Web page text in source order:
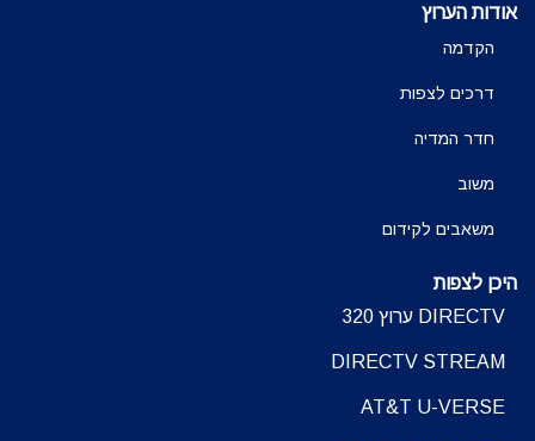
אודות הערוץ
הקדמה
דרכים לצפות
חדר המדיה
משוב
משאבים לקידום
היכן לצפות
DIRECTV ערוץ 320
DIRECTV STREAM
AT&T U-VERSE